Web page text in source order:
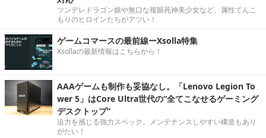
ツンデレドラゴン娘や無口な複眼死神美少女など、属性てんこ
もりのヒロインたちがアツい！
ゲームコマースの最前線ーXsolla特集
Xsollaの最新情報はこちらから！
AAAゲームも制作も妥協なし。「Lenovo Legion To
wer 5」はCore Ultra世代の“全てこなせるゲーミング
デスクトップ”
迫力を感じる強力スペック。メンテナンスしやすい構造もあり
がたい！